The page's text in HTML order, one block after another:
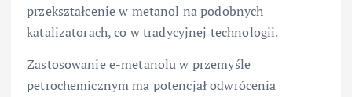
przekształcenie w metanol na podobnych
katalizatorach, co w tradycyjnej technologii.
Zastosowanie e-metanolu w przemyśle
petrochemicznym ma potencjał odwrócenia